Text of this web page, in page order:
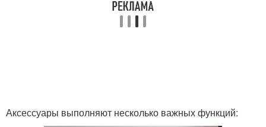
Аксессуары выполняют несколько важных функций: